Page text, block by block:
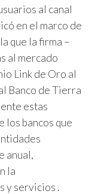
al canal
en el marco de
que la firma –
al mercado
Link de Oro al
Banco de Tierra
estas
los bancos que
anual,
la
y servicios .